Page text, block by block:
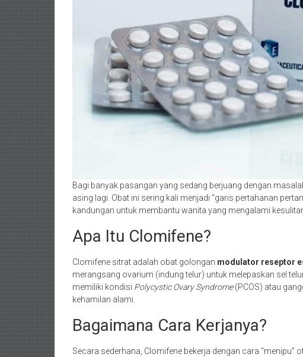
Bagi banyak pasangan yang sedang berjuang dengan
asing lagi. Obat ini sering kali menjadi “garis pertahanan
kandungan untuk membantu wanita yang mengalami
Apa Itu Clomifene?
Clomifene sitrat adalah obat golongan modulator reseptor
merangsang ovarium (indung telur) untuk melepaskan sel
memiliki kondisi Polycystic Ovary Syndrome(PCOS) atau
kehamilan alami.
Bagaimana Cara Kerjanya?
Secara sederhana, Clomifene bekerja dengan cara “menipu”